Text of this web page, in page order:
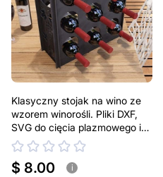
Klasyczny stojak na wino ze
wzorem winorośli. Pliki DXF,
SVG do cięcia plazmowego i
laserowego.
$ 8.00 i